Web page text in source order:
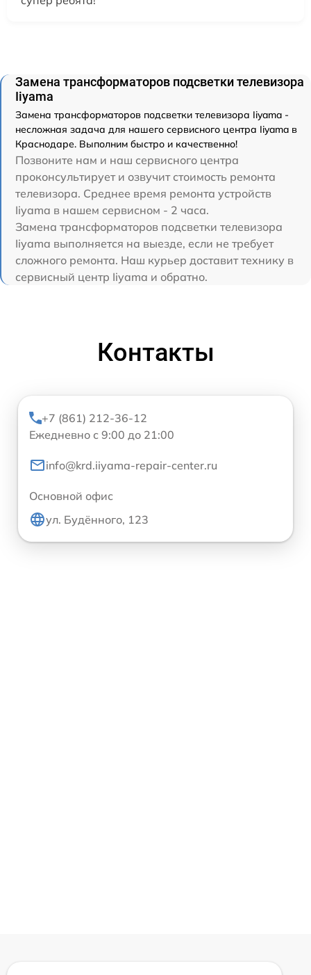
Замена трансформаторов подсветки телевизора
Iiyama
Замена трансформаторов подсветки телевизора Iiyama -
несложная задача для нашего сервисного центра Iiyama в
Краснодаре. Выполним быстро и качественно!
Позвоните нам и наш сервисного центра
проконсультирует и озвучит стоимость ремонта
телевизора. Среднее время ремонта устройств
Iiyama в нашем сервисном - 2 часа.
Замена трансформаторов подсветки телевизора
Iiyama выполняется на выезде, если не требует
сложного ремонта. Наш курьер доставит технику в
сервисный центр Iiyama и обратно.
Контакты
+7 (861) 212-36-12
Ежедневно с 9:00 до 21:00
info@krd.iiyama-repair-center.ru
Основной офис
ул. Будённого, 123